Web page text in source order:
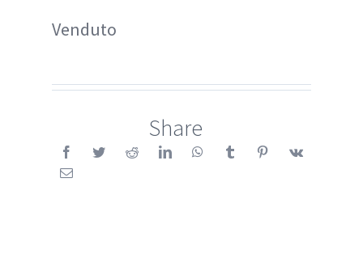
Venduto
Share